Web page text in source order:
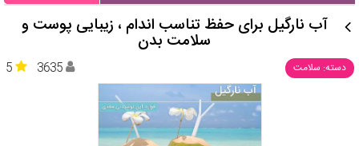
آب نارگیل برای حفظ تناسب اندام ، زیبایی پوست و
سلامت بدن
دسته: سلامت 5 3635